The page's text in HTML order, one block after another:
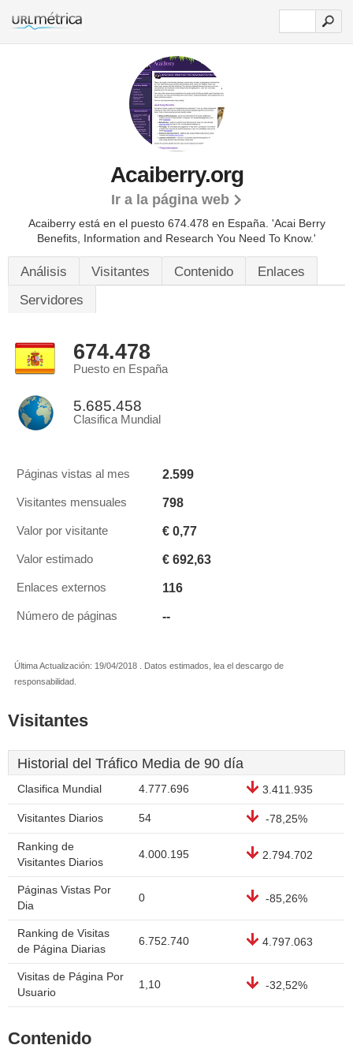
Acaiberry.org
Ir a la página web
Acaiberry está en el puesto 674.478 en España. 'Acai Berry
Benefits, Information and Research You Need To Know.'
Análisis Visitantes Contenido
Enlaces
Servidores
674.478
Puesto en España
5.685.458
Clasifica Mundial
Páginas vistas al mes 2.599
Visitantes mensuales 798
Valor por visitante € 0,77
Valor estimado € 692,63
Enlaces externos 116
Número de páginas --
Última Actualización: 19/04/2018 . Datos estimados, lea el descargo de
responsabilidad.
Visitantes
Historial del Tráfico Media de 90 día
Clasifica Mundial 4.777.696 3.411.935
Visitantes Diarios 54 -78,25%
Ranking de
Visitantes Diarios
4.000.195 2.794.702
Páginas Vistas Por
Dia
0 -85,26%
Ranking de Visitas
de Página Diarias
6.752.740 4.797.063
Visitas de Página Por
Usuario
1,10 -32,52%
Contenido